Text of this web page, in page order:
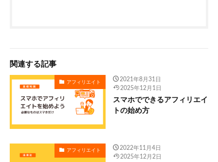
関連する記事
アフィリエイト
2021年8月31日
2025年12月1日
スマホでできるアフィリエイ
トの始め方
アフィリエイト
2022年11月4日
2025年12月2日